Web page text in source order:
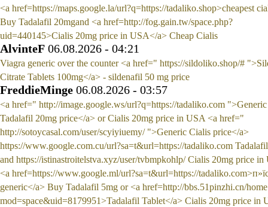
<a href=https://maps.google.la/url?q=https://tadaliko.shop>cheapest
Buy Tadalafil 20mgand <a href=http://fog.gain.tw/space.php?
uid=440145>Cialis 20mg price in USA</a> Cheap Cialis
AlvinteF 06.08.2026 - 04:21
Viagra generic over the counter <a href=" https://sildoliko.shop/#
Citrate Tablets 100mg</a> - sildenafil 50 mg price
FreddieMinge 06.08.2026 - 03:57
<a href=" http://image.google.ws/url?q=https://tadaliko.com ">Generic
Tadalafil 20mg price</a> or Cialis 20mg price in USA <a href="
http://sotoycasal.com/user/scyiyiuemy/ ">Generic Cialis price</a>
https://www.google.com.cu/url?sa=t&url=https://tadaliko.com
and https://istinastroitelstva.xyz/user/tvbmpkohlp/ Cialis 20mg price in
<a href=https://www.google.ml/url?sa=t&url=https://
generic</a> Buy Tadalafil 5mg or <a href=http://bbs.51pinzhi.cn/
mod=space&uid=8179951>Tadalafil Tablet</a> Cialis 20mg price in